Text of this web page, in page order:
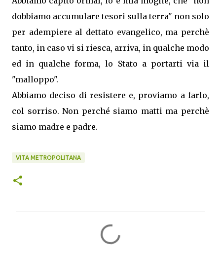
dobbiamo accumulare tesori sulla terra" non solo
per adempiere al dettato evangelico, ma perchè
tanto, in caso vi si riesca, arriva, in qualche modo
ed in qualche forma, lo Stato a portarti via il
"malloppo".
Abbiamo deciso di resistere e, proviamo a farlo,
col sorriso. Non perché siamo matti ma perchè
siamo madre e padre.
VITA METROPOLITANA